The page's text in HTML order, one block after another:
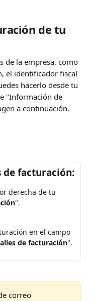
de tu
de la empresa, como
el identificador fiscal
hacerlo desde tu
"Información de
a continuación.
de facturación:
derecha de tu
".
en el campo
de facturación".
correo